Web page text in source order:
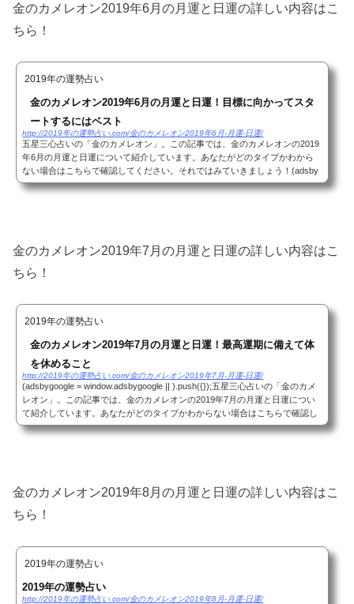
金のカメレオン2019年6月の月運と日運の詳しい内容はこ
ちら！
2019年の運勢占い
金のカメレオン2019年6月の月運と日運！目標に向かってスタ
ートするにはベスト
http://2019年の運勢占い.com/金のカメレオン2019年6月-月運-日運/
五星三心占いの「金のカメレオン」。この記事では、金のカメレオンの2019
年6月の月運と日運について紹介しています。あなたがどのタイプかわから
ない場合はこちらで確認してください。それではみていきましょう！(adsby
google = window.adsbygoogle || ).push({});五...
金のカメレオン2019年7月の月運と日運の詳しい内容はこ
ちら！
2019年の運勢占い
金のカメレオン2019年7月の月運と日運！最高運期に備えて体
を休めること
http://2019年の運勢占い.com/金のカメレオン2019年7月-月運-日運/
(adsbygoogle = window.adsbygoogle || ).push({});五星三心占いの「金のカメ
レオン」。この記事では、金のカメレオンの2019年7月の月運と日運につい
て紹介しています。あなたがどのタイプかわからない場合はこちらで確認し
てください。それではみていきましょう！(a...
金のカメレオン2019年8月の月運と日運の詳しい内容はこ
ちら！
2019年の運勢占い
2019年の運勢占い
http://2019年の運勢占い.com/金のカメレオン2019年8月-月運-日運/